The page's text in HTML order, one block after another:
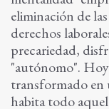
eliminación de
derechos
precariedad,
"autónomo". Hoy
transformado en
habita todo